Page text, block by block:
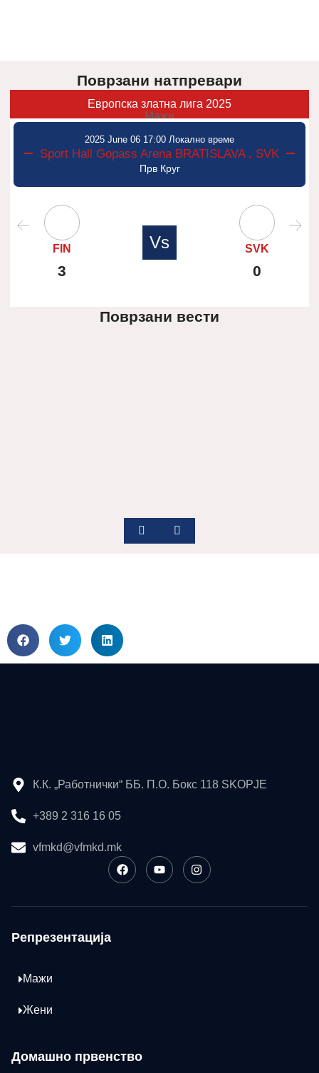
Поврзани натпревари
Европска златна лига 2025
Мажи
2025 June 06 17:00 Локално време
Sport Hall Gopass Arena BRATISLAVA , SVK
Прв Круг
FIN
3
Vs SVK
0
Поврзани вести
К.К. „Работнички“ ББ. П.О. Бокс 118 SKOPJE
+389 2 316 16 05
vfmkd@vfmkd.mk
Репрезентација
Мажи
Жени
Домашно првенство